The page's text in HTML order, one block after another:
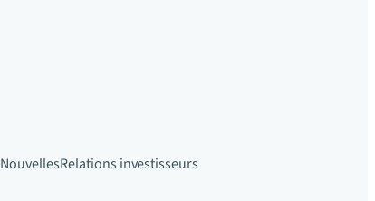
NouvellesRelations investisseurs